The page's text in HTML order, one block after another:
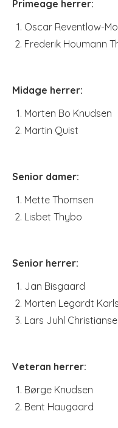
Primeage herrer:
Oscar Reventlow-
Frederik Houmann
Midage herrer:
Morten Bo Knudsen
Martin Quist
Senior damer:
Mette Thomsen
Lisbet Thybo
Senior herrer:
Jan Bisgaard
Morten Legardt
Lars Juhl
Veteran herrer:
Børge Knudsen
Bent Haugaard